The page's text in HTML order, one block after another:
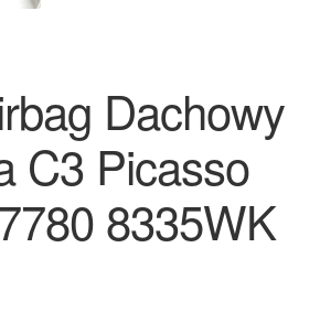
Dachowy
C3 Picasso
8335WK